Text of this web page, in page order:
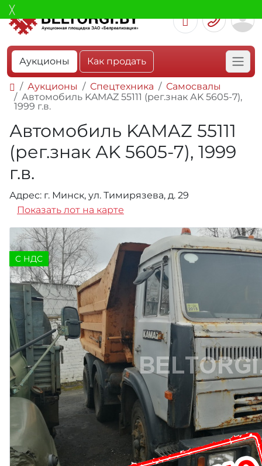
Аукционы Как продать
Аукционы Спецтехника
Самосвалы
Автомобиль KAMAZ 55111 (рег.знак АK 5605-7),
1999 г.в.
Автомобиль KAMAZ 55111
(рег.знак АK 5605-7), 1999
г.в.
Адрес: г. Минск, ул. Тимирязева, д. 29
Показать лот на карте
C НДС